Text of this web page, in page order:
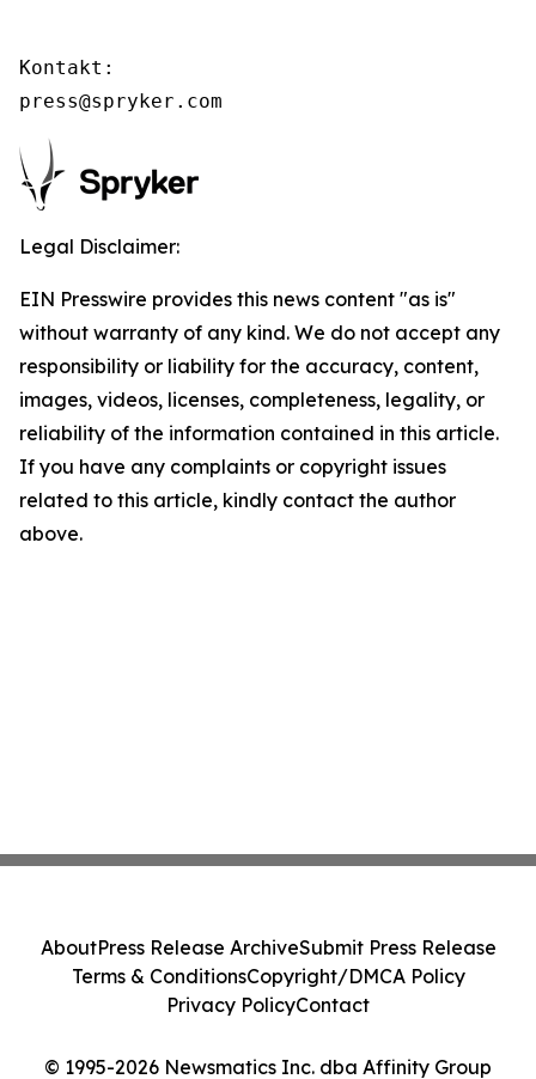
Kontakt:
press@spryker.com
Legal Disclaimer:
EIN Presswire provides this news content "as is"
without warranty of any kind. We do not accept any
responsibility or liability for the accuracy, content,
images, videos, licenses, completeness, legality, or
reliability of the information contained in this article.
If you have any complaints or copyright issues
related to this article, kindly contact the author
above.
© 1995-2026 Newsmatics Inc. dba Affinity Group
AboutPress Release ArchiveSubmit Press Release
Terms & ConditionsCopyright/DMCA Policy
Privacy PolicyContact